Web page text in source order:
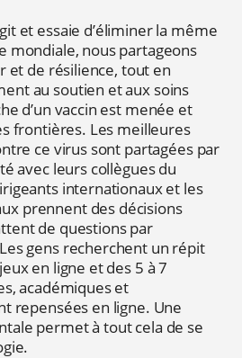
et essaie d’éliminer la même
mondiale, nous partageons
et de résilience, tout en
au soutien et aux soins
d’un vaccin est menée et
frontières. Les meilleures
ce virus sont partagées par
avec leurs collègues du
internationaux et les
prennent des décisions
de questions par
gens recherchent un répit
en ligne et des 5 à 7
académiques et
repensées en ligne. Une
permet à tout cela de se